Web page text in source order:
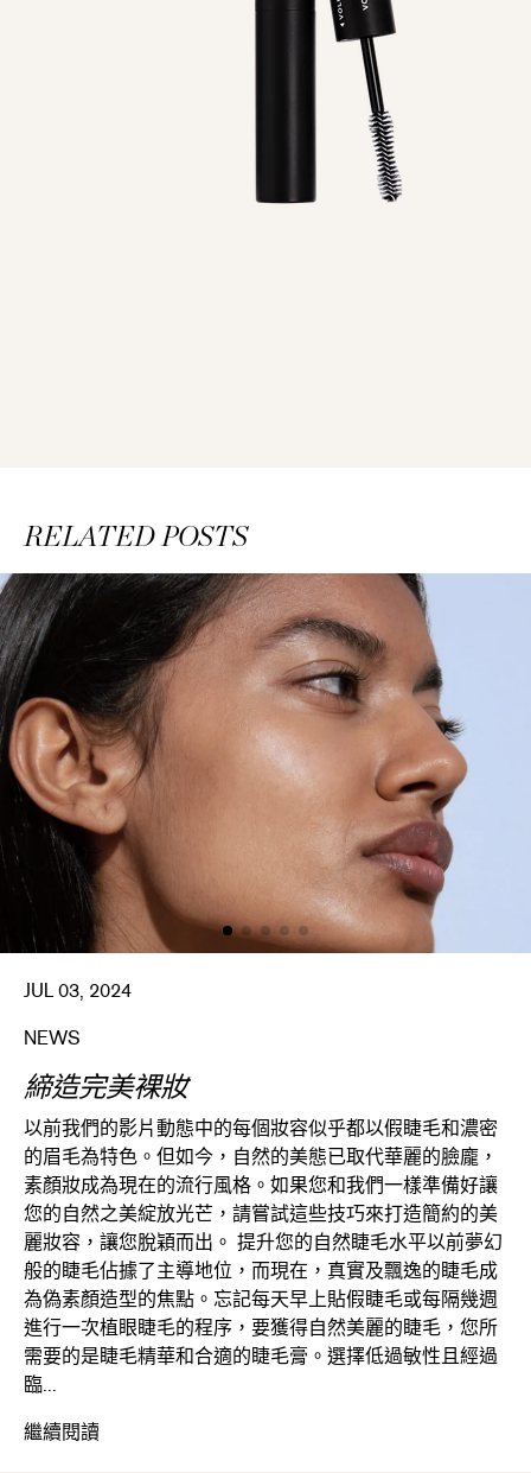
RELATED POSTS
JUL 03, 2024
NEWS
締造完美裸妝
以前我們的影片動態中的每個妝容似乎都以假睫毛和濃密
的眉毛為特色。但如今，自然的美態已取代華麗的臉龐，
素顏妝成為現在的流行風格。如果您和我們一樣準備好讓
您的自然之美綻放光芒，請嘗試這些技巧來打造簡約的美
麗妝容，讓您脫穎而出。 提升您的自然睫毛水平以前夢幻
般的睫毛佔據了主導地位，而現在，真實及飄逸的睫毛成
為偽素顏造型的焦點。忘記每天早上貼假睫毛或每隔幾週
進行一次植眼睫毛的程序，要獲得自然美麗的睫毛，您所
需要的是睫毛精華和合適的睫毛膏。選擇低過敏性且經過
臨...
締造完美裸妝
繼續閱讀